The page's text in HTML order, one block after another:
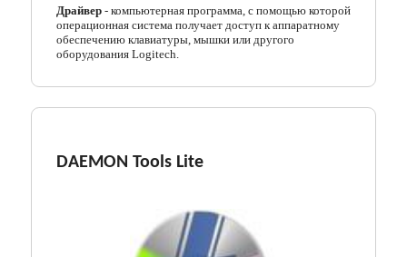
Драйвер- компьютерная программа, с помощью которой
операционная система получает доступ к аппаратному
обеспечению клавиатуры, мышки или другого
оборудования Logitech.
DAEMON Tools Lite